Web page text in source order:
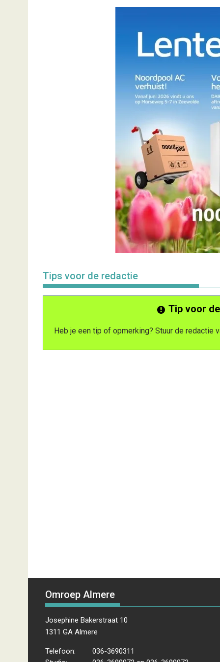
Tips voor de redactie
Tip voor
Heb je een tip of opmerking? Stuur de redactie
Omroep Almere
Josephine Bakerstraat 10
1311 GA Almere
Telefoon:
036-3690311